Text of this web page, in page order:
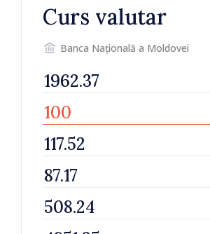
Curs valutar
Banca Națională a Moldovei